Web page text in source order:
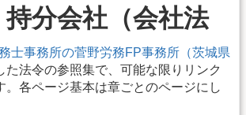
分会社（会社法
士事務所の菅野労務FP事務所（茨城県
た法令の参照集で、可能な限りリンク
。各ページ基本は章ごとのページにし